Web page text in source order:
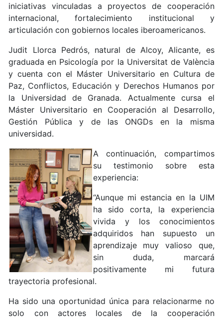
iniciativas vinculadas a proyectos de cooperación
internacional, fortalecimiento institucional y
articulación con gobiernos locales iberoamericanos.
Judit Llorca Pedrós, natural de Alcoy, Alicante, es
graduada en Psicología por la Universitat de València
y cuenta con el Máster Universitario en Cultura de
Paz, Conflictos, Educación y Derechos Humanos por
la Universidad de Granada. Actualmente cursa el
Máster Universitario en Cooperación al Desarrollo,
Gestión Pública y de las ONGDs en la misma
universidad.
A continuación, compartimos
su testimonio sobre esta
experiencia:
“Aunque mi estancia en la UIM
ha sido corta, la experiencia
vivida y los conocimientos
adquiridos han supuesto un
aprendizaje muy valioso que,
sin duda, marcará
positivamente mi futura
trayectoria profesional.
Ha sido una oportunidad única para relacionarme no
solo con actores locales de la cooperación